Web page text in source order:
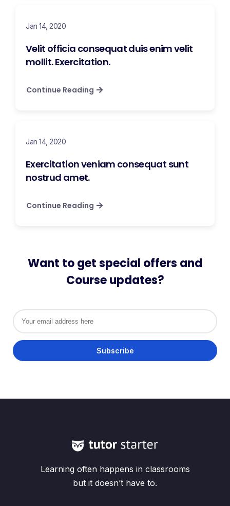
Jan 14, 2020
Velit officia consequat duis enim velit
mollit. Exercitation.
Continue Reading
Jan 14, 2020
Exercitation veniam consequat sunt
nostrud amet.
Continue Reading
Want to get special offers and
Course updates?
Learning often happens in classrooms
but it doesn’t have to.